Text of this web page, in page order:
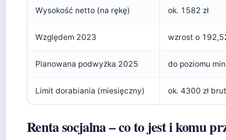
Wysokość netto (na rękę) ok. 1582 zł
Względem 2023 wzrost o
Planowana podwyżka 2025 do poziomu
Limit dorabiania (miesięczny) ok. 4300 zł
Renta socjalna – co to jest i komu